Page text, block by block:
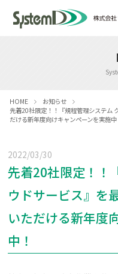
HOME
お知らせ
先着20社限定！！『規程管理システム
だける新年度向けキャンペーンを実施中
2022/03/30
先着20社限定！！
ウドサービス』を
いただける新年度
中！